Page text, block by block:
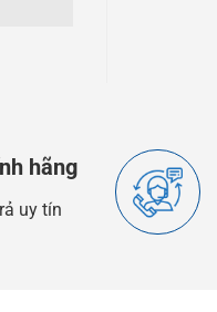
hãng
uy tín